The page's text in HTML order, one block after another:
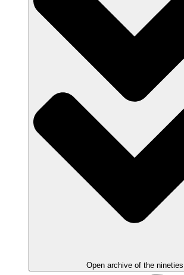
Open archive of the nineties